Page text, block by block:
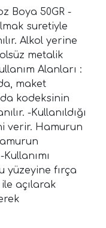
Boya 50GR -
suretiyle
Alkol yerine
metalik
Alanları :
maket
kodeksinin
-Kullanıldığı
verir. Hamurun
yüzeyine fırça
açılarak